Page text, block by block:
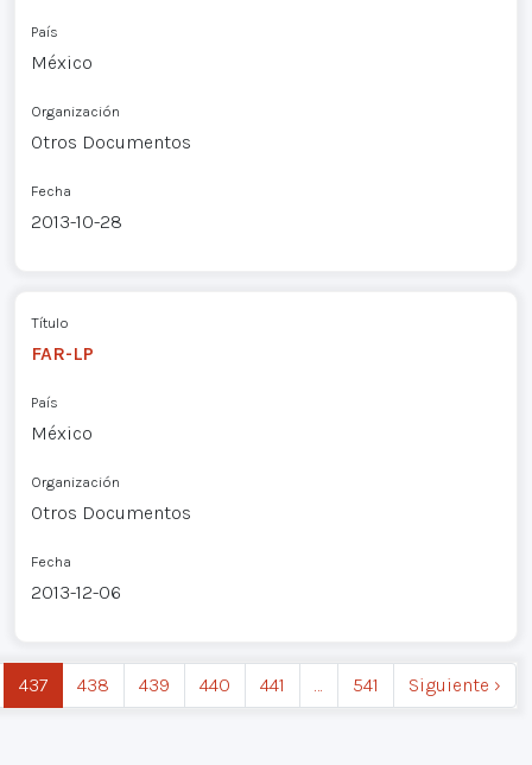
País
México
Organización
Otros Documentos
Fecha
2013-10-28
Título
FAR-LP
País
México
Organización
Otros Documentos
Fecha
2013-12-06
437 438 439 440 441 … 541 Siguiente ›